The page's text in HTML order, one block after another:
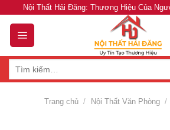
content
Nội Thất Hải Đăng: Thương Hiệu Của
Trang chủ / Nội Thất Văn Phòng /